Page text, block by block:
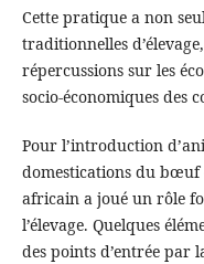
Cette pratique a non
traditionnelles
répercussions sur les
socio-économiques des
Pour l’introduction
domestications du bœuf
africain a joué un rôle
l’élevage. Quelques
des points d’entrée par